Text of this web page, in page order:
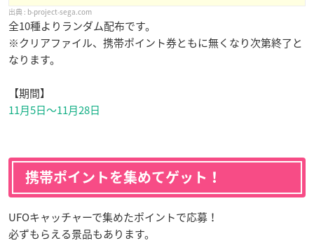
b-project-sega.com
全10種よりランダム配布です。
※クリアファイル、携帯ポイント券ともに無くなり次第終了と
なります。
【期間】
11月5日〜11月28日
携帯ポイントを集めてゲット！
UFOキャッチャーで集めたポイントで応募！
必ずもらえる景品もあります。